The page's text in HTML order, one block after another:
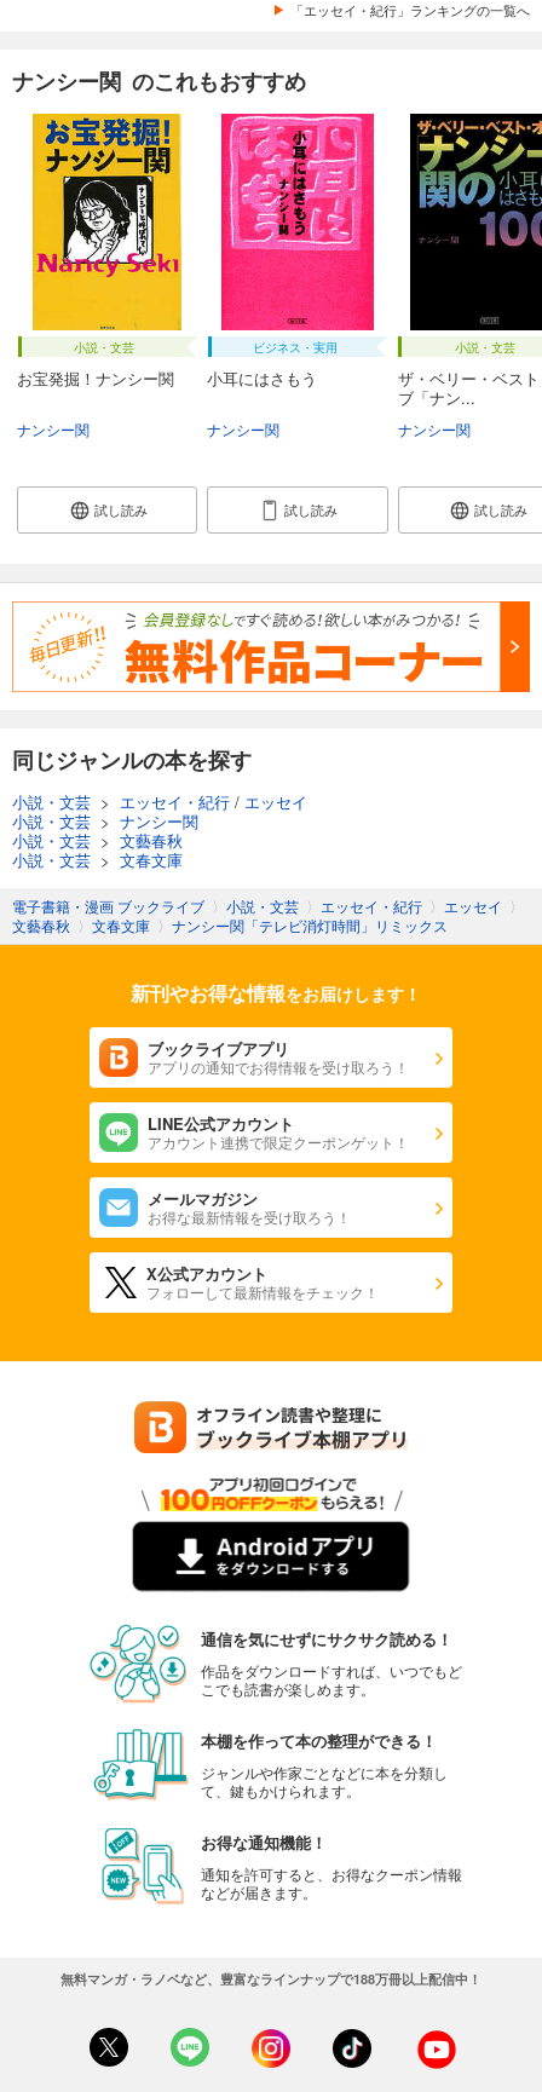
「エッセイ・紀行」ランキングの一覧へ
ナンシー関 のこれもおすすめ
小説・文芸
お宝発掘！ナンシー関
ナンシー関
試し読み
ビジネス・実用
小耳にはさもう
ナンシー関
試し読み
小説・文芸
ザ・ベリー・ベス
ブ「ナン...
ナンシー関
試し読み
同じジャンルの本を探す
小説・文芸 > エッセイ・紀行 / エッセイ
小説・文芸 > ナンシー関
小説・文芸 > 文藝春秋
小説・文芸 > 文春文庫
電子書籍・漫画 ブックライブ 〉 小説・文芸 〉 エッセイ・紀行 〉 エッセイ 〉
文藝春秋 〉 文春文庫 〉 ナンシー関「テレビ消灯時間」リミックス
新刊やお得な情報をお届けします！
ブックライブアプリ
アプリの通知でお得情報を受け取ろう！
LINE公式アカウント
アカウント連携で限定クーポンゲット！
メールマガジン
お得な最新情報を受け取ろう！
X公式アカウント
フォローして最新情報をチェック！
通信を気にせずにサクサク読める！
作品をダウンロードすれば、いつでもど
こでも読書が楽しめます。
本棚を作って本の整理ができる！
ジャンルや作家ごとなどに本を分類し
て、鍵もかけられます。
お得な通知機能！
通知を許可すると、お得なクーポン情報
などが届きます。
無料マンガ・ラノベなど、豊富なラインナップで188万冊以上配信中！